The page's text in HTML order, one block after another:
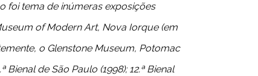
foi tema de inúmeras exposições
of Modern Art, Nova Iorque (em
o Glenstone Museum, Potomac
de São Paulo (1998); 12.ª Bienal